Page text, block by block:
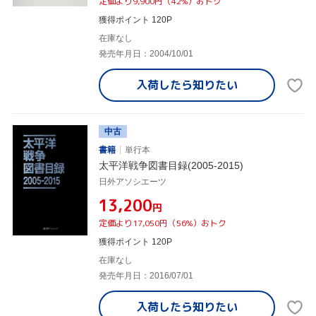
獲得ポイント 120P
在庫なし
発売年月日：2004/10/01
入荷したら知りたい
中古
書籍
単行本
太平洋戦争図書目録(2005-2015)
日外アソシエーツ
¥13,200円
定価より17,050円（56%）おトク
獲得ポイント 120P
在庫なし
発売年月日：2016/07/01
入荷したら知りたい